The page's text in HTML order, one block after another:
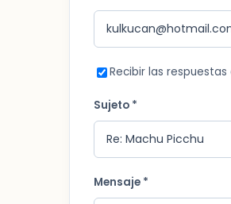
Recibir las
Sujeto *
Mensaje *